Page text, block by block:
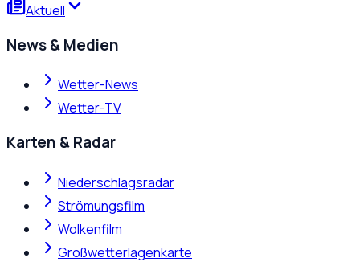
Aktuell
News & Medien
Wetter-News
Wetter-TV
Karten & Radar
Niederschlagsradar
Strömungsfilm
Wolkenfilm
Großwetterlagenkarte